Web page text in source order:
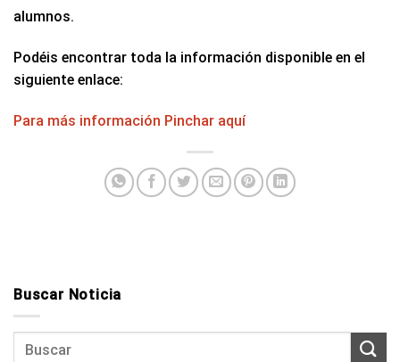
alumnos.
Podéis encontrar toda la información disponible en el
siguiente enlace:
Para más información Pinchar aquí
Buscar Noticia